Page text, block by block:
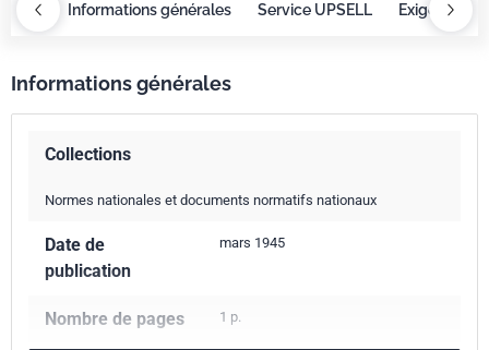
Informations générales Service UPSELL Exigences
Informations générales
Collections
Normes nationales et documents normatifs nationaux
Date de
publication
mars 1945
Nombre de pages 1 p.